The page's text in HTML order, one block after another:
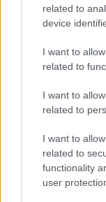
related to
device
I want to
related to
I want to
related to
I want to
related to
functionality
user
A varázs
stolzingimalter•2019.